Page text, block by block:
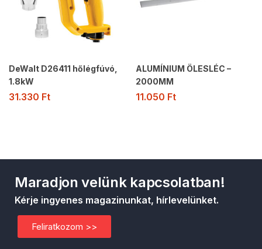
DeWalt D26411 hőlégfúvó,
1.8kW
31.330 Ft
ALUMÍNIUM ÖLESLÉC –
2000MM
11.050 Ft
Maradjon velünk kapcsolatban!
Kérje ingyenes magazinunkat, hírlevelünket.
Feliratkozom >>